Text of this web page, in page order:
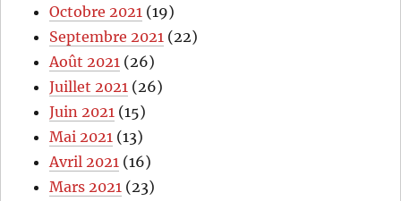
Octobre 2021 (19)
Septembre 2021 (22)
Août 2021 (26)
Juillet 2021 (26)
Juin 2021 (15)
Mai 2021 (13)
Avril 2021 (16)
Mars 2021 (23)